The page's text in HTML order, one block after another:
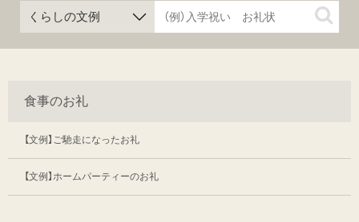
食事のお礼
【文例】ご馳走になったお礼
【文例】ホームパーティーのお礼
特集